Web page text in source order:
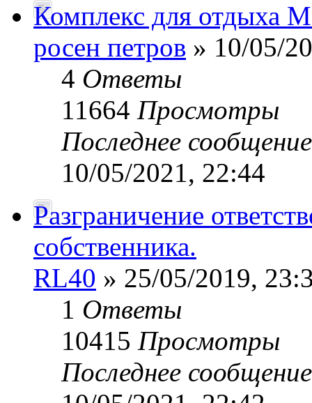
Комплекс для отдыха
росен петров » 10/05/
4 Ответы
11664 Просмотры
Последнее
10/05/2021, 22:44
Разграничение
собственника.
RL40 » 25/05/2019,
1 Ответы
10415 Просмотры
Последнее